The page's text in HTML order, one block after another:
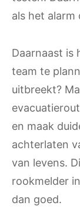
als het alarm
Daarnaast is
team te
uitbreekt?
en maak
achterlaten
van levens.
rookmelder
dan goed.